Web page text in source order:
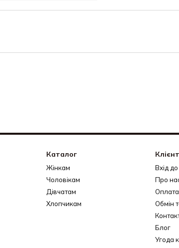
Каталог
Жінкам
Чоловікам
Дівчатам
Хлопчикам
Вхід
Про
Оплата
Обмін
Блог
Угода